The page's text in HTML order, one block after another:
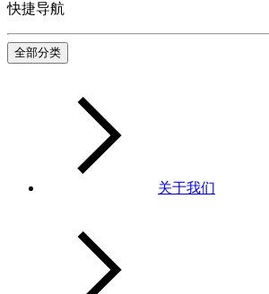
快捷导航
全部分类
关于我们